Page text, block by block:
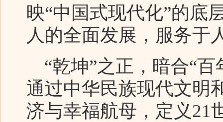
映“中国式现代化”的底
人的全面发展，服务于
“乾坤”之正，暗合“百
通过中华民族现代文明
济与幸福航母，定义21